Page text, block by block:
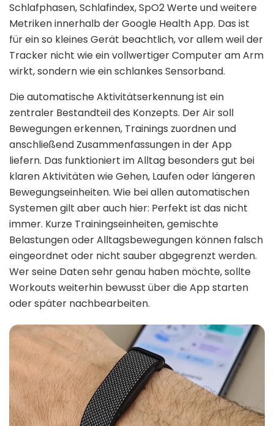
Schlafphasen, Schlafindex, SpO2 Werte und weitere
Metriken innerhalb der Google Health App. Das ist
für ein so kleines Gerät beachtlich, vor allem weil der
Tracker nicht wie ein vollwertiger Computer am Arm
wirkt, sondern wie ein schlankes Sensorband.
Die automatische Aktivitätserkennung ist ein
zentraler Bestandteil des Konzepts. Der Air soll
Bewegungen erkennen, Trainings zuordnen und
anschließend Zusammenfassungen in der App
liefern. Das funktioniert im Alltag besonders gut bei
klaren Aktivitäten wie Gehen, Laufen oder längeren
Bewegungseinheiten. Wie bei allen automatischen
Systemen gilt aber auch hier: Perfekt ist das nicht
immer. Kurze Trainingseinheiten, gemischte
Belastungen oder Alltagsbewegungen können falsch
eingeordnet oder nicht sauber abgegrenzt werden.
Wer seine Daten sehr genau haben möchte, sollte
Workouts weiterhin bewusst über die App starten
oder später nachbearbeiten.